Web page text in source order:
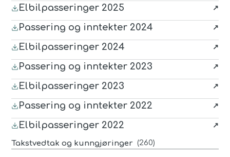
Elbilpasseringer 2025
(last nedPDF , åpnes i nytt vindu)
Passering og inntekter 2024
(last nedPDF, åpnes i nytt vindu)
Elbilpasseringer 2024
(last nedPDF , åpnes i nytt vindu)
Passering og inntekter 2023
(last nedPDF, åpnes i nytt vindu)
Elbilpasseringer 2023
(last nedPDF , åpnes i nytt vindu)
Passering og inntekter 2022
(last nedPDF, åpnes i nytt vindu)
Elbilpasseringer 2022
(last nedPDF , åpnes i nytt vindu)
Takstvedtak og kunngjøringer (260)